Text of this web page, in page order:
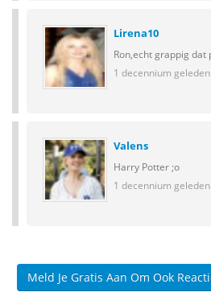
Lirena10
Ron,echt grappig
1 decennium geleden
Valens
Harry Potter ;o
1 decennium geleden
Meld Je Gratis Aan Om Ook